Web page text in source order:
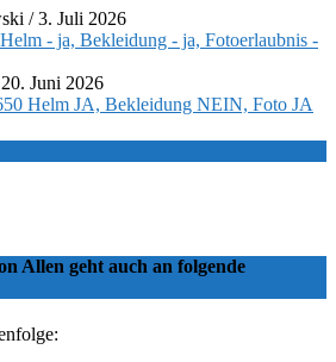
/3. Juli 2026
- ja, Bekleidung - ja, Fotoerlaubnis -
20. Juni 2026
Helm JA, Bekleidung NEIN, Foto JA
Allen geht auch an folgende